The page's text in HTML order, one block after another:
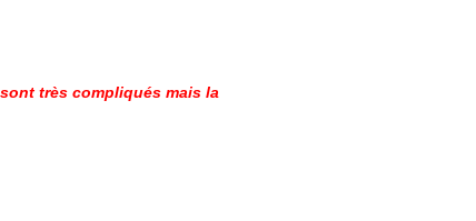
très compliqués mais la